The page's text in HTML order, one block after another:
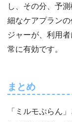
し、その分、予
細なケアプラン
ジャーが、利用
常に有効です。
まとめ
「ミルモぷらん